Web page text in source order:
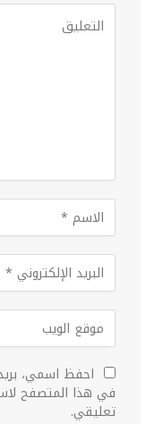
احفظ اسمي،
في هذا المتصفح
تعليقي.